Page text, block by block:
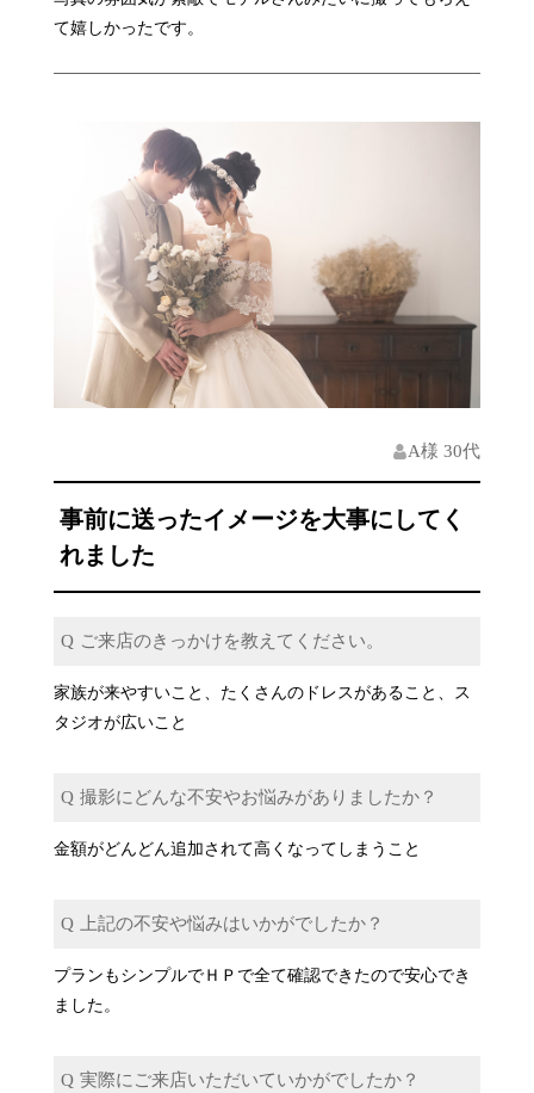
て嬉しかったです。
A様 30代
事前に送ったイメージを大事にしてく
れました
ご来店のきっかけを教えてください。
家族が来やすいこと、たくさんのドレスがあること、ス
タジオが広いこと
撮影にどんな不安やお悩みがありましたか？
金額がどんどん追加されて高くなってしまうこと
上記の不安や悩みはいかがでしたか？
プランもシンプルでＨＰで全て確認できたので安心でき
ました。
実際にご来店いただいていかがでしたか？